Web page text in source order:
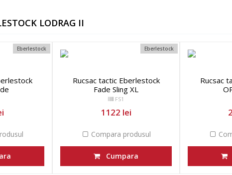
LODRAG II
Eberlestock Eberlestock
Rucsac tactic Eberlestock
Fade Sling XL
FS1
1122 lei
Compara produsul
Cumpara
Rucsac